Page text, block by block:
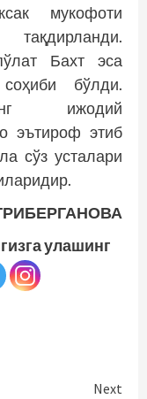
мукофоти
Бахт эса
бўлди.
ижодий
эътироф этиб
сўз усталари
улашинг
Next